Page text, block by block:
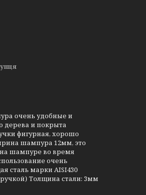
очень удобные и
дерева и покрыта
фигурная, хорошо
шампура 12мм, это
на шампуре во время
очень
сталь марки AISI430
Толщина стали: 3мм